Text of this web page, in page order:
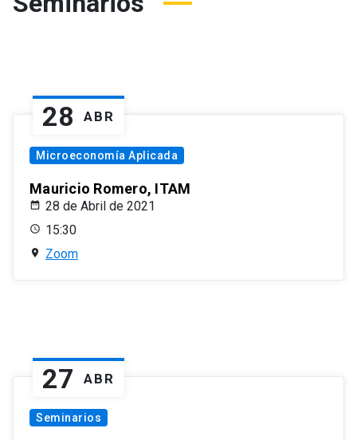
28 ABR
Microeconomía Aplicada
Mauricio Romero, ITAM
28 de Abril de 2021
15:30
Zoom
27 ABR
Seminarios